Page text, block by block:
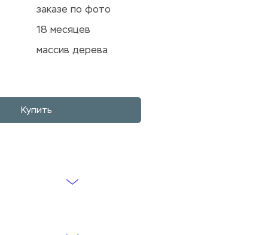
заказе по фото
18 месяцев
массив дерева
Купить